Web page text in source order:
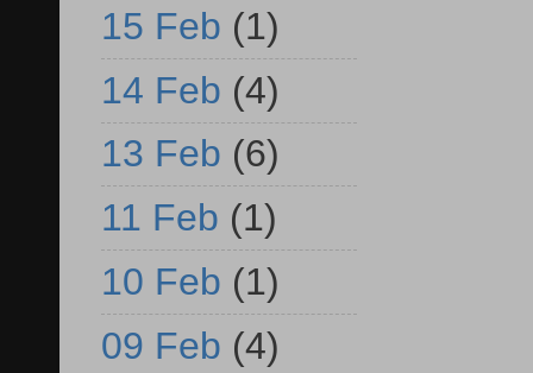
15 Feb (1)
14 Feb (4)
13 Feb (6)
11 Feb (1)
10 Feb (1)
09 Feb (4)